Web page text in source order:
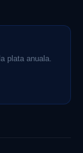
la plata anuala.